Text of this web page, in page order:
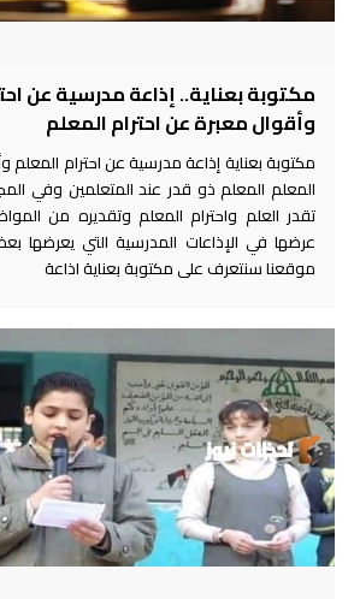
مكتوبة بعناية.. إذاعة مدرسية عن
وأقوال معبرة عن احترام المعلم
مكتوبة بعناية إذاعة مدرسية عن احترام المعلم
المعلم المعلم ذو قدر عند المتعلمين وفي
تقدر العلم واحترام المعلم وتقديره من
عرضها في الإذاعات المدرسية التي يعرضها
موقعنا سنتعرف على مكتوبة بعناية اذاعة